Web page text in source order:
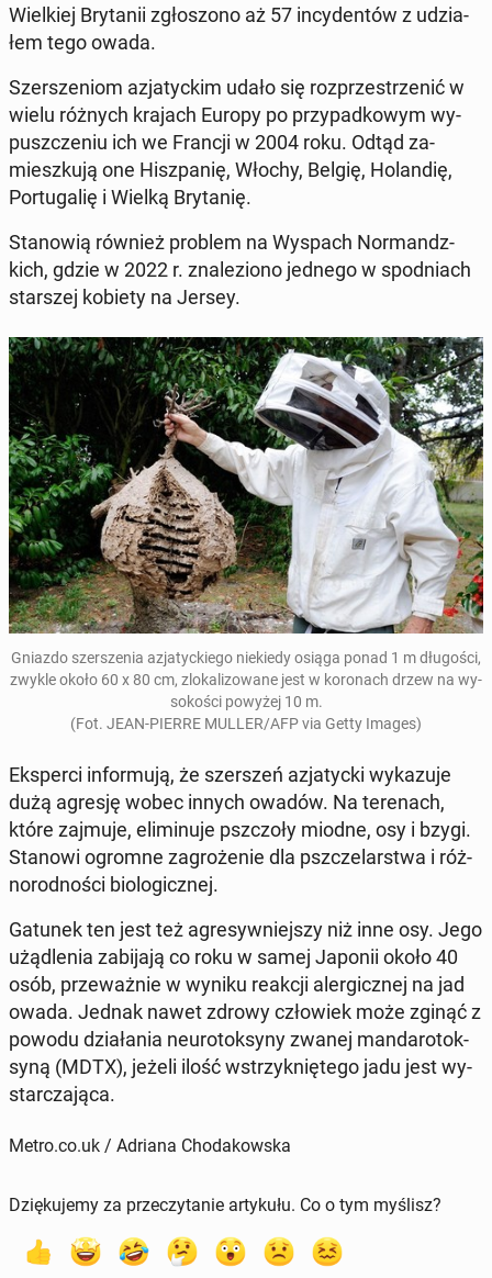
Wiel­kiej Bry­ta­nii zgło­szo­no aż 57 in­cy­den­tów z udzia­
łem tego owada.
Szer­sze­niom azja­tyc­kim udało się roz­prze­strze­nić w
wielu różnych krajach Europy po przy­pad­ko­wym wy­
pusz­cze­niu ich we Francji w 2004 roku. Odtąd za­
miesz­ku­ją one Hisz­pa­nię, Włochy, Belgię, Ho­lan­dię,
Por­tu­ga­lię i Wielką Bry­ta­nię.
Sta­no­wią również problem na Wyspach Nor­mandz­
kich, gdzie w 2022 r. zna­le­zio­no jednego w spodniach
star­szej kobiety na Jersey.
Gniazdo szer­sze­nia azja­tyc­kie­go nie­kie­dy osiąga ponad 1 m dłu­go­ści,
zwykle około 60 x 80 cm, zlo­ka­li­zo­wa­ne jest w ko­ro­nach drzew na wy­
so­ko­ści powyżej 10 m.
(Fot. JEAN-PIERRE MULLER/AFP via Getty Images)
Eks­per­ci in­for­mu­ją, że szer­szeń azja­tyc­ki wy­ka­zu­je
dużą agresję wobec innych owadów. Na te­re­nach,
które zajmuje, eli­mi­nu­je psz­czo­ły miodne, osy i bzygi.
Stanowi ogromne za­gro­że­nie dla psz­cze­lar­stwa i róż­
no­rod­no­ści bio­lo­gicz­nej.
Gatunek ten jest też agre­syw­niej­szy niż inne osy. Jego
użą­dle­nia za­bi­ja­ją co roku w samej Japonii około 40
osób, prze­waż­nie w wyniku reakcji aler­gicz­nej na jad
owada. Jednak nawet zdrowy czło­wiek może zginąć z
powodu dzia­ła­nia neu­ro­tok­sy­ny zwanej man­da­ro­tok­
sy­ną (MDTX), jeżeli ilość wstrzyk­nię­te­go jadu jest wy­
star­cza­ją­ca.
Metro.co.uk / Adriana Chodakowska
Dziękujemy za przeczytanie artykułu. Co o tym myślisz?